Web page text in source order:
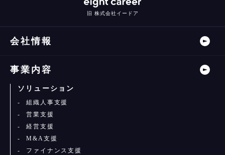
旧 株式会社イードア
会社情報
事業内容
ソリューション
組織人事支援
営業支援
経営支援
M&A支援
ファイナンス支援